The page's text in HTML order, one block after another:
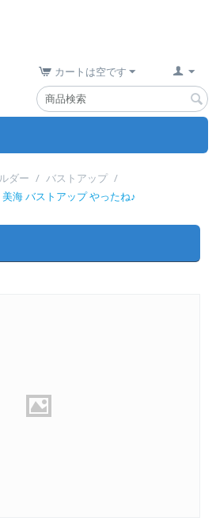
カートは空です
ダー / バストアップ /
海 バストアップ やったね♪